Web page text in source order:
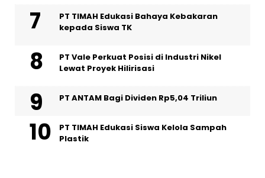
PT TIMAH Edukasi Bahaya Kebakaran
kepada Siswa TK
PT Vale Perkuat Posisi di Industri Nikel
Lewat Proyek Hilirisasi
PT ANTAM Bagi Dividen Rp5,04 Triliun
PT TIMAH Edukasi Siswa Kelola Sampah
Plastik